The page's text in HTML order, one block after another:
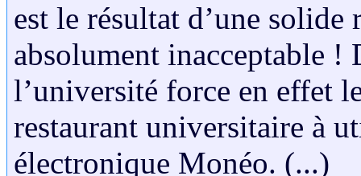
est le résultat d’une
absolument inacceptable !
l’université force en effet
restaurant universitaire à
électronique Monéo. (...)